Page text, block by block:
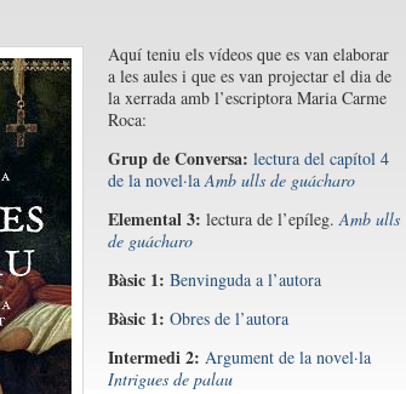
Aquí teniu els vídeos que es van elaborar
a les aules i que es van projectar el dia de
la xerrada amb l’escriptora Maria Carme
Roca:
Grup de Conversa: lectura del capítol 4
de la novel·laAmb ulls de guácharo
Elemental 3: lectura de l’epíleg.Amb ulls
de guácharo
Bàsic 1: Benvinguda a l’autora
Bàsic 1: Obres de l’autora
Intermedi 2: Argument de la novel·la
Intrigues de palau